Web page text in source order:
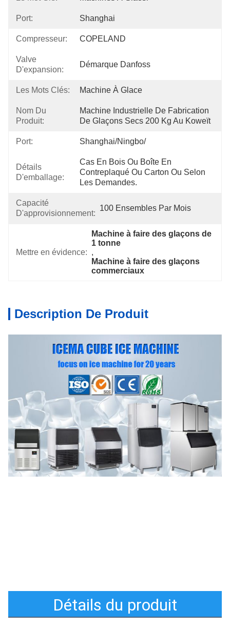
Port: Shanghai
Compresseur: COPELAND
Valve
D'expansion:
Démarque Danfoss
Les Mots Clés: Machine À Glace
Nom Du
Produit:
Machine Industrielle De Fabrication
De Glaçons Secs 200 Kg Au Koweït
Port: Shanghai/Ningbo/
Détails
D'emballage:
Cas En Bois Ou Boîte En
Contreplaqué Ou Carton Ou Selon
Les Demandes.
Capacité
D'approvisionnement:
100 Ensembles Par Mois
Mettre en évidence:
Machine à faire des glaçons de
1 tonne
,
Machine à faire des glaçons
commerciaux
Description De Produit
Détails du produit